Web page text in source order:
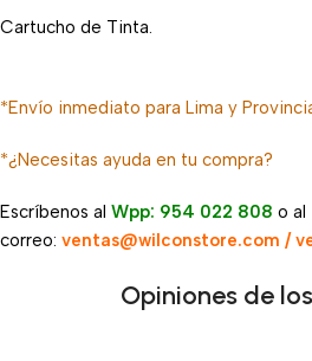
Cartucho de Tinta.
*Envío inmediato para Lima y
*¿Necesitas ayuda en tu compra?
Escríbenos al Wpp: 954 022 808 o al
correo: ventas@wilconstore.com /
Opiniones de